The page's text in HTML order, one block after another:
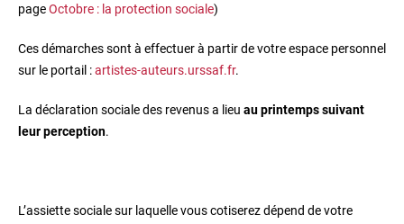
pageOctobre : la protection sociale)
Ces démarches sont à effectuer à partir de votre espace personnel
sur le portail :artistes-auteurs.urssaf.fr.
La déclaration sociale des revenus a lieu au printemps suivant
leur perception.
L’assiette sociale sur laquelle vous cotiserez dépend de votre